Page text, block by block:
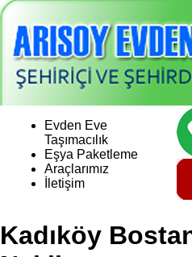
Evden Eve
Taşımacılık
Eşya Paketleme
Araçlarımız
İletişim
Kadıköy